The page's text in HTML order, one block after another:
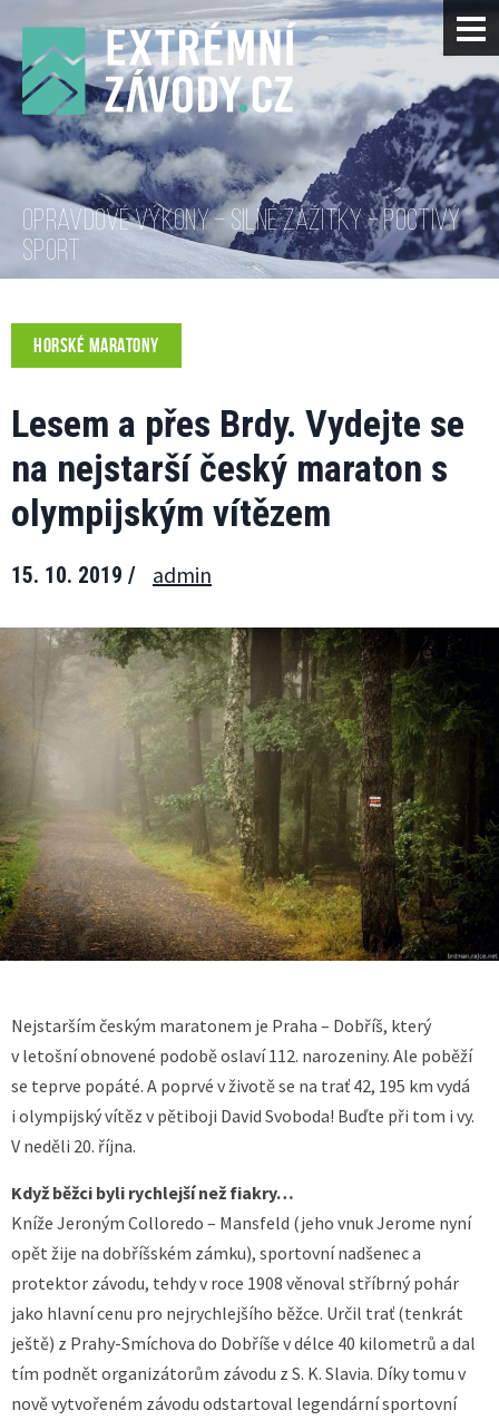
OPRAVDOVÉ VÝKONY – SILNÉ ZÁŽITKY – POCTIVÝ
SPORT
HORSKÉ MARATONY
Lesem a přes Brdy. Vydejte se
na nejstarší český maraton s
olympijským vítězem
15. 10. 2019 / admin
Nejstarším českým maratonem je Praha – Dobříš, který
v letošní obnovené podobě oslaví 112. narozeniny. Ale poběží
se teprve popáté. A poprvé v životě se na trať 42, 195 km vydá
i olympijský vítěz v pětiboji David Svoboda! Buďte při tom i vy.
V neděli 20. října.
Když běžci byli rychlejší než fiakry…
Kníže Jeroným Colloredo – Mansfeld (jeho vnuk Jerome nyní
opět žije na dobříšském zámku), sportovní nadšenec a
protektor závodu, tehdy v roce 1908 věnoval stříbrný pohár
jako hlavní cenu pro nejrychlejšího běžce. Určil trať (tenkrát
ještě) z Prahy-Smíchova do Dobříše v délce 40 kilometrů a dal
tím podnět organizátorům závodu z S. K. Slavia. Díky tomu v
nově vytvořeném závodu odstartoval legendární sportovní